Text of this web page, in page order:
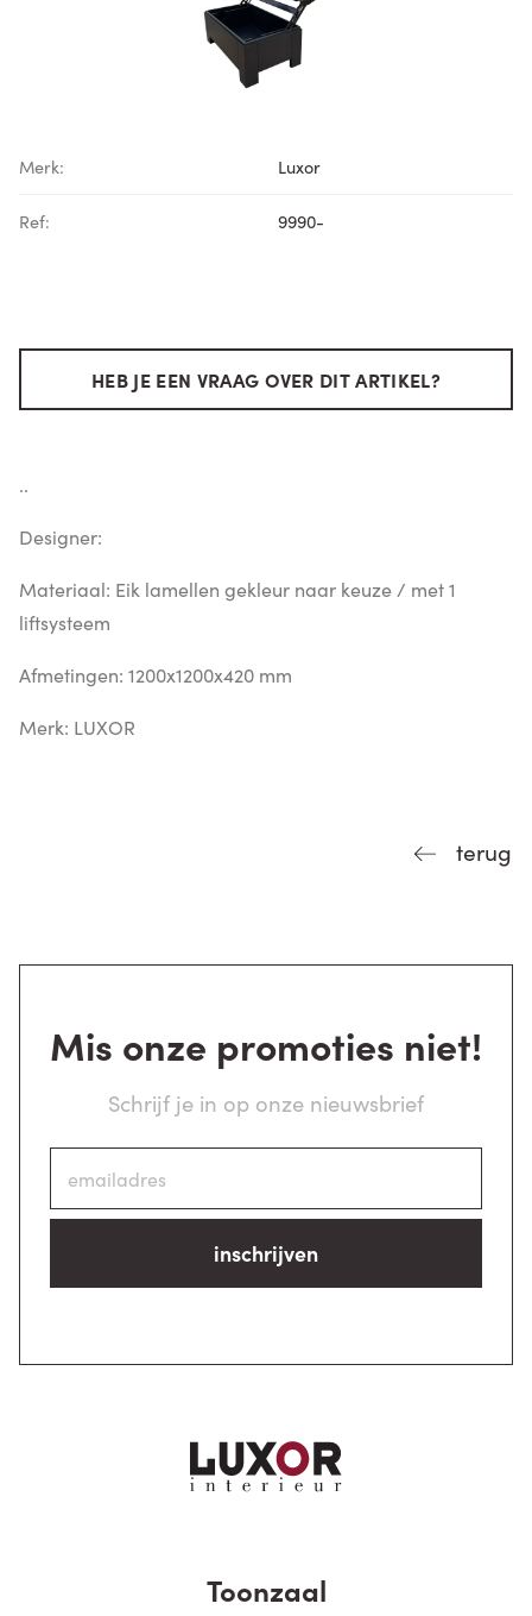
Merk: Luxor
Ref: 9990-
HEB JE EEN VRAAG OVER DIT ARTIKEL?
..
Designer:
Materiaal: Eik lamellen gekleur naar keuze / met 1
liftsysteem
Afmetingen: 1200x1200x420 mm
Merk: LUXOR
terug
Mis onze promoties niet!
Schrijf je in op onze nieuwsbrief
inschrijven
Toonzaal